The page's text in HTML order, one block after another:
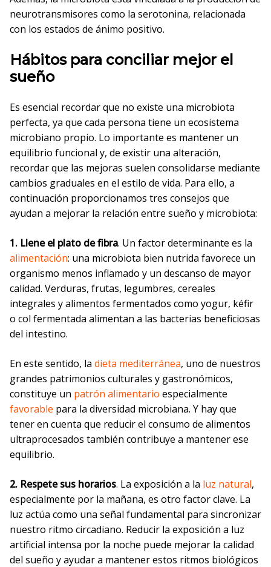
neurotransmisores como la serotonina, relacionada
con los estados de ánimo positivo.
Hábitos para conciliar mejor el
sueño
Es esencial recordar que no existe una microbiota
perfecta, ya que cada persona tiene un ecosistema
microbiano propio. Lo importante es mantener un
equilibrio funcional y, de existir una alteración,
recordar que las mejoras suelen consolidarse mediante
cambios graduales en el estilo de vida. Para ello, a
continuación proporcionamos tres consejos que
ayudan a mejorar la relación entre sueño y microbiota:
1. Llene el plato de fibra. Un factor determinante es la
alimentación: una microbiota bien nutrida favorece un
organismo menos inflamado y un descanso de mayor
calidad. Verduras, frutas, legumbres, cereales
integrales y alimentos fermentados como yogur, kéfir
o col fermentada alimentan a las bacterias beneficiosas
del intestino.
En este sentido, la dieta mediterránea, uno de nuestros
grandes patrimonios culturales y gastronómicos,
constituye un patrón alimentario especialmente
favorable para la diversidad microbiana. Y hay que
tener en cuenta que reducir el consumo de alimentos
ultraprocesados también contribuye a mantener ese
equilibrio.
2. Respete sus horarios. La exposición a la luz natural,
especialmente por la mañana, es otro factor clave. La
luz actúa como una señal fundamental para sincronizar
nuestro ritmo circadiano. Reducir la exposición a luz
artificial intensa por la noche puede mejorar la calidad
del sueño y ayudar a mantener estos ritmos biológicos